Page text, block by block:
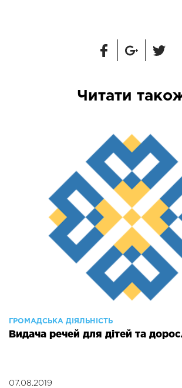
Читати
ГРОМАДСЬКА ДІЯЛЬНІСТЬ
Видача речей для дітей та
07.08.2019